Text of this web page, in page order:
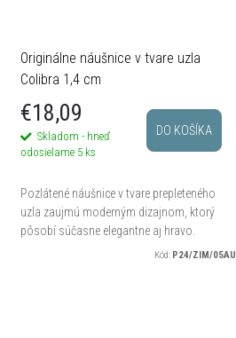
Originálne náušnice v tvare uzla
Colibra 1,4 cm
€18,09
Skladom - hneď
odosielame 5 ks
DO KOŠÍKA
Pozlátené náušnice v tvare prepleteného
uzla zaujmú moderným dizajnom, ktorý
pôsobí súčasne elegantne aj hravo.
Zaoblené línie dodávajú šperku mäkký a
Kód: P24/ZIM/05AU